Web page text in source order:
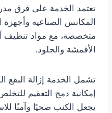
تعتمد الخدمة على فرق
المكانس الصناعية
متخصصة، مع مواد تنظيف
الأقمشة والجلود.
تشمل الخدمة إزالة البقع
إمكانية دمج التعقيم
يجعل الكنب صحيًا وآمنًا